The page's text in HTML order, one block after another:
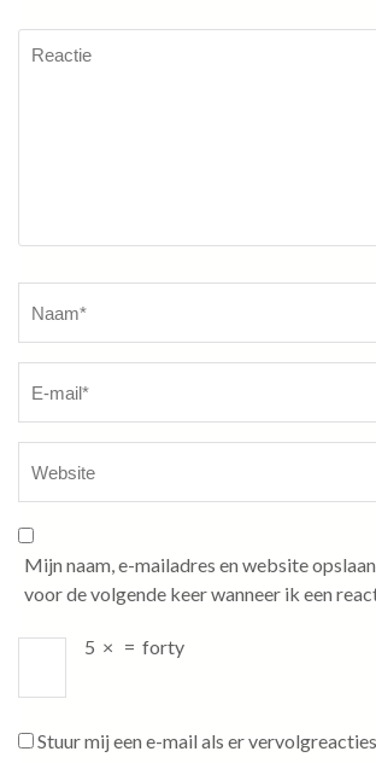
Mijn naam, e-mailadres en website
voor de volgende keer wanneer ik een
5 × = forty
Stuur mij een e-mail als er